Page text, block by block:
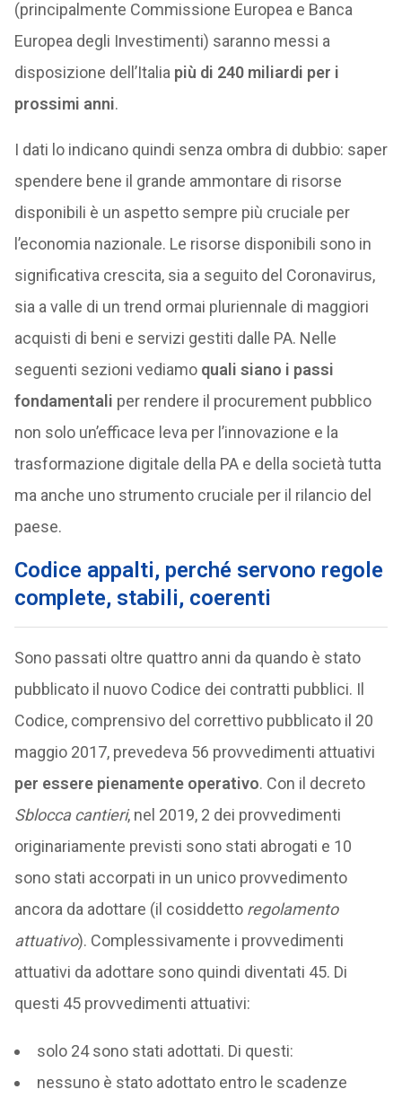
(principalmente Commissione Europea e Banca
Europea degli Investimenti) saranno messi a
disposizione dell’Italia più di 240 miliardi per i
prossimi anni.
I dati lo indicano quindi senza ombra di dubbio: saper
spendere bene il grande ammontare di risorse
disponibili è un aspetto sempre più cruciale per
l’economia nazionale. Le risorse disponibili sono in
significativa crescita, sia a seguito del Coronavirus,
sia a valle di un trend ormai pluriennale di maggiori
acquisti di beni e servizi gestiti dalle PA. Nelle
seguenti sezioni vediamo quali siano i passi
fondamentali per rendere il procurement pubblico
non solo un’efficace leva per l’innovazione e la
trasformazione digitale della PA e della società tutta
ma anche uno strumento cruciale per il rilancio del
paese.
Codice appalti, perché servono regole
complete, stabili, coerenti
Sono passati oltre quattro anni da quando è stato
pubblicato il nuovo Codice dei contratti pubblici. Il
Codice, comprensivo del correttivo pubblicato il 20
maggio 2017, prevedeva 56 provvedimenti attuativi
per essere pienamente operativo. Con il decreto
Sblocca cantieri, nel 2019, 2 dei provvedimenti
originariamente previsti sono stati abrogati e 10
sono stati accorpati in un unico provvedimento
ancora da adottare (il cosiddetto regolamento
attuativo). Complessivamente i provvedimenti
attuativi da adottare sono quindi diventati 45. Di
questi 45 provvedimenti attuativi:
solo 24 sono stati adottati. Di questi:
nessuno è stato adottato entro le scadenze